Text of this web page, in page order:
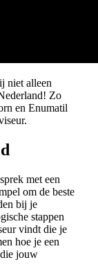
niet alleen
Zo
en Enumatil
met een
om de beste
bij je
stappen
vindt die je
hoe je een
jouw